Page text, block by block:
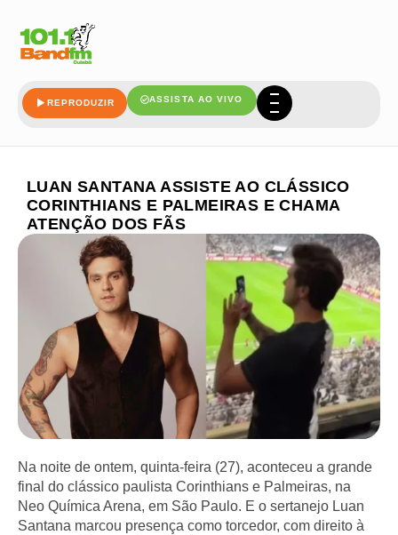
REPRODUZIR ASSISTA AO VIVO
LUAN SANTANA ASSISTE AO CLÁSSICO
CORINTHIANS E PALMEIRAS E CHAMA
ATENÇÃO DOS FÃS
Na noite de ontem, quinta-feira (27), aconteceu a grande
final do clássico paulista Corinthians e Palmeiras, na
Neo Química Arena, em São Paulo. E o sertanejo Luan
Santana marcou presença como torcedor, com direito à